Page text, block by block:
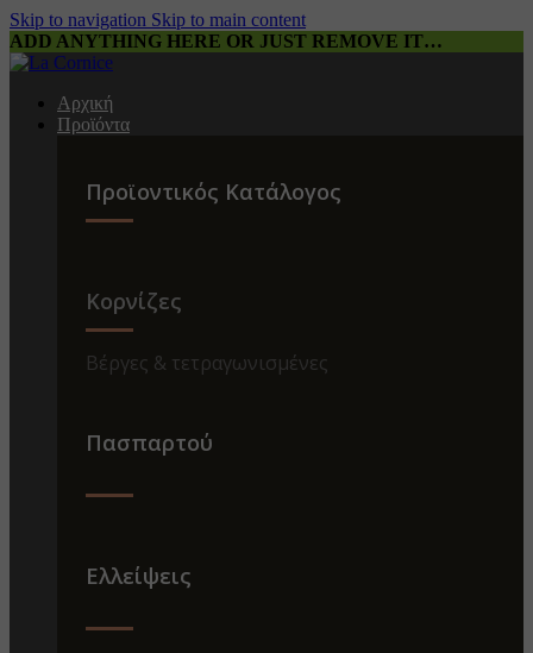
Skip to navigation Skip to main content
ADD ANYTHING HERE OR JUST REMOVE IT…
Αρχική
Προϊόντα
Προϊοντικός Κατάλογος
Κορνίζες
Βέργες & τετραγωνισμένες
Πασπαρτού
Ελλείψεις